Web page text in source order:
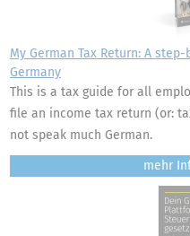
My German Tax Return: A
Germany
This is a tax guide for all
file an income tax return (or:
not speak much German.
mehr